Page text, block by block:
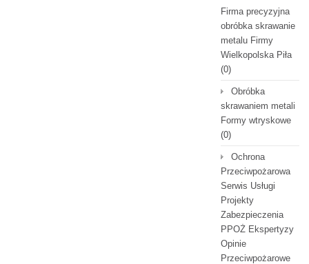
Firma precyzyjna
obróbka skrawanie
metalu Firmy
Wielkopolska Piła
(0)
Obróbka
skrawaniem metali
Formy wtryskowe
(0)
Ochrona
Przeciwpożarowa
Serwis Usługi
Projekty
Zabezpieczenia
PPOŻ Ekspertyzy
Opinie
Przeciwpożarowe